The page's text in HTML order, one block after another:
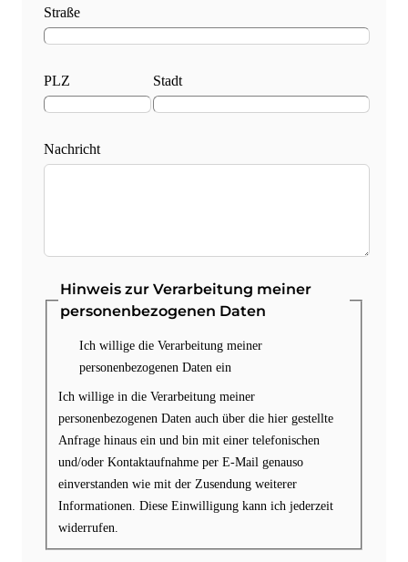
Straße
PLZ Stadt
Nachricht
Hinweis zur Verarbeitung meiner
personenbezogenen Daten
Ich willige die Verarbeitung meiner
personenbezogenen Daten ein
Ich willige in die Verarbeitung meiner
personenbezogenen Daten auch über die hier gestellte
Anfrage hinaus ein und bin mit einer telefonischen
und/oder Kontaktaufnahme per E-Mail genauso
einverstanden wie mit der Zusendung weiterer
Informationen. Diese Einwilligung kann ich jederzeit
widerrufen.